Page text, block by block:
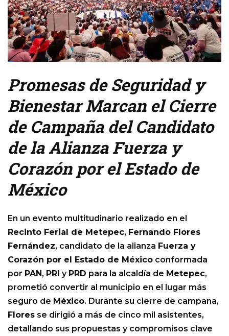
Promesas de Seguridad y
Bienestar Marcan el Cierre
de Campaña del Candidato
de la Alianza Fuerza y
Corazón por el Estado de
México
En un evento multitudinario realizado en el
Recinto Ferial de Metepec, Fernando Flores
Fernández, candidato de la alianza Fuerza y
Corazón por el Estado de México conformada
por PAN, PRI y PRD para la alcaldía de Metepec,
prometió convertir al municipio en el lugar más
seguro de México. Durante su cierre de campaña,
Flores se dirigió a más de cinco mil asistentes,
detallando sus propuestas y compromisos clave